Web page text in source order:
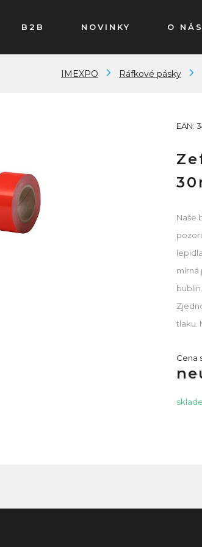
B2B NOVINKY O NÁS
IMEXPO Ráfkové pásky
EAN:
Naše
mírná
bublin.
tlaku.
Cena